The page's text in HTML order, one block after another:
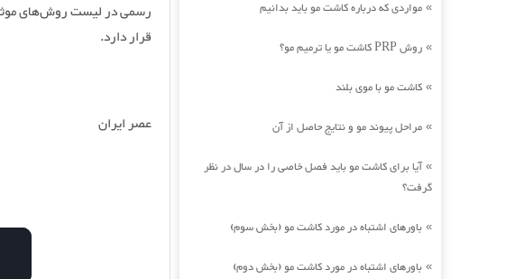
رسمی در لیست روش‌های موثر
قرار دارد.
عصر ایران
» مواردی که درباره کاشت مو باید بدانیم
» روش PRP کاشت مو یا ترمیم مو؟
» کاشت مو با موی بلند
» مراحل پیوند مو و نتایج حاصل از آن
»آیا برای کاشت مو باید فصل خاصی را در سال در نظر
گرفت؟
» باورهای اشتباه در مورد کاشت مو (بخش سوم)
» باورهای اشتباه در مورد کاشت مو (بخش دوم)